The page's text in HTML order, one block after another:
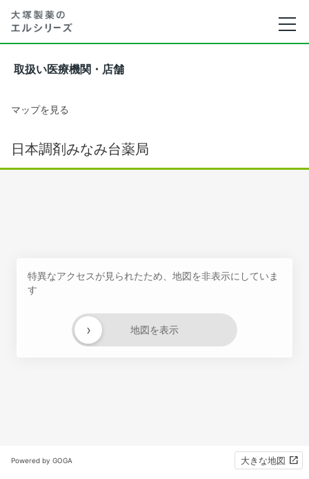
取扱い医療機関・店舗
マップを見る
日本調剤みなみ台薬局
特異なアクセスが見られたため、地図を非表示にしていま
す
地図を表示
›
Powered by GOGA 大きな地図